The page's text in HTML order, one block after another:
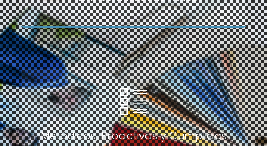
Metódicos, Proactivos y Cumplidos